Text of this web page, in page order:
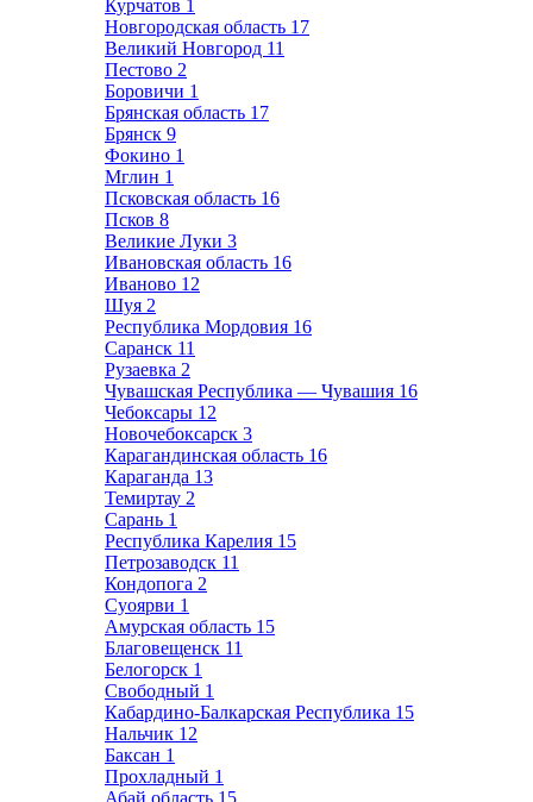
Курчатов 1
Новгородская область 17
Великий Новгород 11
Пестово 2
Боровичи 1
Брянская область 17
Брянск 9
Фокино 1
Мглин 1
Псковская область 16
Псков 8
Великие Луки 3
Ивановская область 16
Иваново 12
Шуя 2
Республика Мордовия 16
Саранск 11
Рузаевка 2
Чувашская Республика — Чувашия 16
Чебоксары 12
Новочебоксарск 3
Карагандинская область 16
Караганда 13
Темиртау 2
Сарань 1
Республика Карелия 15
Петрозаводск 11
Кондопога 2
Суоярви 1
Амурская область 15
Благовещенск 11
Белогорск 1
Свободный 1
Кабардино-Балкарская Республика 15
Нальчик 12
Баксан 1
Прохладный 1
Абай область 15